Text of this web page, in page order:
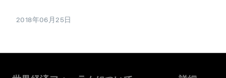
2018年06月25日